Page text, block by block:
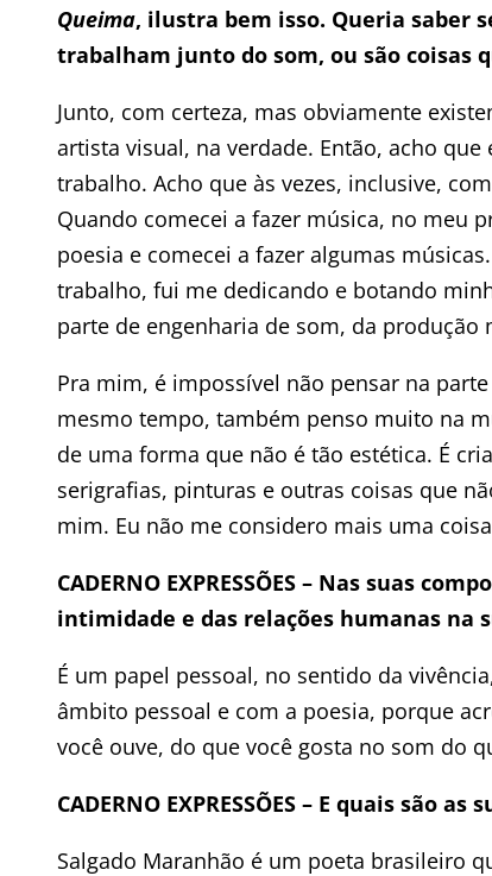
Queima, ilustra bem isso. Queria saber
trabalham junto do som, ou são coisas
Junto, com certeza, mas obviamente
artista visual, na verdade. Então, acho
trabalho. Acho que às vezes, inclusive,
Quando comecei a fazer música, no meu
poesia e comecei a fazer algumas
trabalho, fui me dedicando e botando
parte de engenharia de som, da produção
Pra mim, é impossível não pensar na
mesmo tempo, também penso muito na
de uma forma que não é tão estética. É
serigrafias, pinturas e outras coisas que
mim. Eu não me considero mais uma
CADERNO EXPRESSÕES – Nas suas
intimidade e das relações humanas na
É um papel pessoal, no sentido da
âmbito pessoal e com a poesia, porque
você ouve, do que você gosta no som do
CADERNO EXPRESSÕES – E quais são as
Salgado Maranhão é um poeta brasileiro